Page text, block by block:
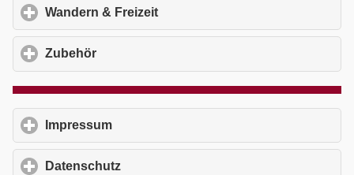
Wandern & Freizeit
Zubehör
Impressum
Datenschutz